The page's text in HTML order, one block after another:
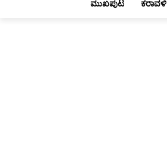
ಮುಖಪುಟ ಕರಾವಳಿ